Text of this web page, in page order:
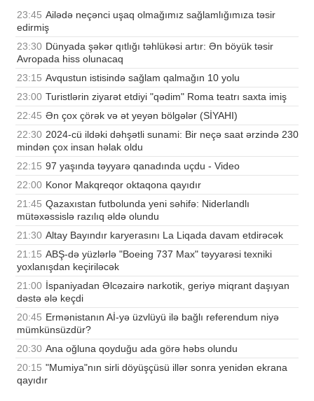
23:45 Ailədə neçənci uşaq olmağımız sağlamlığımıza təsir
edirmiş
23:30 Dünyada şəkər qıtlığı təhlükəsi artır: Ən böyük təsir
Avropada hiss olunacaq
23:15 Avqustun istisində sağlam qalmağın 10 yolu
23:00 Turistlərin ziyarət etdiyi "qədim" Roma teatrı saxta imiş
22:45 Ən çox çörək və ət yeyən bölgələr (SİYAHI)
22:30 2024-cü ildəki dəhşətli sunami: Bir neçə saat ərzində 230
mindən çox insan həlak oldu
22:15 97 yaşında təyyarə qanadında uçdu - Video
22:00 Konor Makqreqor oktaqona qayıdır
21:45 Qazaxıstan futbolunda yeni səhifə: Niderlandlı
mütəxəssislə razılıq əldə olundu
21:30 Altay Bayındır karyerasını La Liqada davam etdirəcək
21:15 ABŞ-də yüzlərlə "Boeing 737 Max" təyyarəsi texniki
yoxlanışdan keçiriləcək
21:00 İspaniyadan Əlcəzairə narkotik, geriyə miqrant daşıyan
dəstə ələ keçdi
20:45 Ermənistanın Aİ-yə üzvlüyü ilə bağlı referendum niyə
mümkünsüzdür?
20:30 Ana oğluna qoyduğu ada görə həbs olundu
20:15 "Mumiya"nın sirli döyüşçüsü illər sonra yenidən ekrana
qayıdır